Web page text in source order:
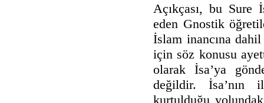
Açıkçası, bu Sure
eden Gnostik
İslam inancına
için söz konusu
olarak İsa’ya
değildir. İsa’nın
kurtulduğu